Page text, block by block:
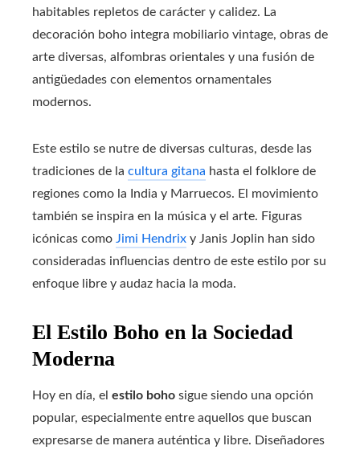
habitables repletos de carácter y calidez. La
decoración boho integra mobiliario vintage, obras de
arte diversas, alfombras orientales y una fusión de
antigüedades con elementos ornamentales
modernos.
Este estilo se nutre de diversas culturas, desde las
tradiciones de la cultura gitana hasta el folklore de
regiones como la India y Marruecos. El movimiento
también se inspira en la música y el arte. Figuras
icónicas como Jimi Hendrix y Janis Joplin han sido
consideradas influencias dentro de este estilo por su
enfoque libre y audaz hacia la moda.
El Estilo Boho en la Sociedad
Moderna
Hoy en día, el estilo boho sigue siendo una opción
popular, especialmente entre aquellos que buscan
expresarse de manera auténtica y libre. Diseñadores